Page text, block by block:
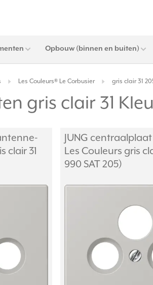
Opbouw (binnen en buiten)
Les Couleurs® Le Corbusier gris clair 31
gris clair 31
clair 31
JUNG
Les Couleurs gris
990 SAT 205)